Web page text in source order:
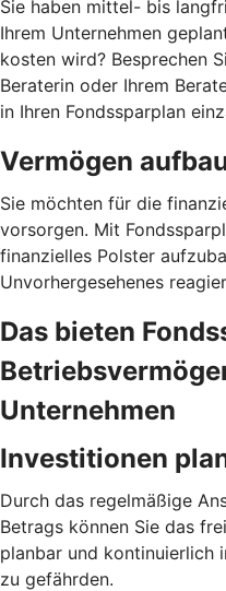
Sie haben mittel- bis
Ihrem Unternehmen
kosten wird? Besprechen
Beraterin oder Ihrem
in Ihren Fondssparplan
Vermögen
Sie möchten für die
vorsorgen. Mit
finanzielles Polster
Unvorhergesehenes
Das bieten
Unternehmen
Investitionen
Durch das regelmäßige
Betrags können Sie das
planbar und kontinuierlich
zu gefährden.